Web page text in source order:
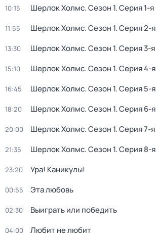
10:15 Шерлок Холмс. Сезон 1. Серия 1-я
11:55 Шерлок Холмс. Сезон 1. Серия 2-я
13:30 Шерлок Холмс. Сезон 1. Серия 3-я
15:10 Шерлок Холмс. Сезон 1. Серия 4-я
16:45 Шерлок Холмс. Сезон 1. Серия 5-я
18:20 Шерлок Холмс. Сезон 1. Серия 6-я
20:00 Шерлок Холмс. Сезон 1. Серия 7-я
21:35 Шерлок Холмс. Сезон 1. Серия 8-я
23:20 Ура! Каникулы!
00:55 Эта любовь
02:30 Выиграть или победить
04:00 Любит не любит